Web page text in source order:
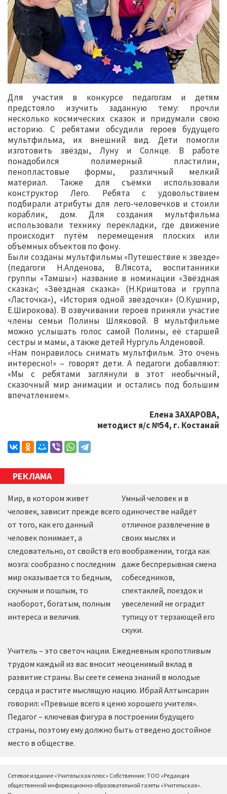
Для участия в конкурсе педагогам и детям
предстояло изучить заданную тему: прочли
несколько космических сказок и придумали свою
историю. С ребятами обсудили героев будущего
мультфильма, их внешний вид. Дети помогли
изготовить звёзды, Луну и Солнце. В работе
понадобился полимерный пластилин,
пенопластовые формы, различный мелкий
материал. Также для съёмки использовали
конструктор Лего. Ребята с удовольствием
подбирали атрибуты для лего-человечков и стоили
кораблик, дом. Для создания мультфильма
использовали технику перекладки, где движение
происходит путём перемещения плоских или
объёмных объектов по фону.
Были созданы мультфильмы «Путешествие к звезде»
(педагоги Н.Алденова, В.Лясота, воспитанники
группы «Тамшы») название в номинации «Звёздная
сказка»; «Звёздная сказка» (Н.Криштова и группа
«Ласточка»), «История одной звёздочки» (О.Кушнир,
Е.Широкова). В озвучивании героев приняли участие
члены семьи Полины Шляковой. В мультфильме
можно услышать голос самой Полины, её старшей
сестры и мамы, а также детей Нургуль Алденовой.
«Нам понравилось снимать мультфильм. Это очень
интересно!» – говорят дети. А педагоги добавляют:
«Мы с ребятами заглянули в этот необычный,
сказочный мир анимации и остались под большим
впечатлением».
Елена ЗАХАРОВА,
методист я/с №54, г. Костанай
РЕКЛАМА
Мир, в котором живет
человек, зависит прежде всего
от того, как его данный
человек понимает, а
следовательно, от свойств его
мозга: сообразно с последним
мир оказывается то бедным,
скучным и пошлым, то
наоборот, богатым, полным
интереса и величия.
Умный человек и в
одиночестве найдёт
отличное развлечение в
своих мыслях и
воображении, тогда как
даже беспрерывная смена
собеседников,
спектаклей, поездок и
увеселений не оградит
тупицу от терзающей его
скуки.
Учитель – это светоч нации. Ежедневным кропотливым
трудом каждый из вас вносит неоценимый вклад в
развитие страны. Вы сеете семена знаний в молодые
сердца и растите мыслящую нацию. Ибрай Алтынсарин
говорил: «Превыше всего я ценю хорошего учителя».
Педагог – ключевая фигура в построении будущего
страны, поэтому ему должно быть отведено достойное
место в обществе.
Сетевое издание «Учительская плюс» Собственник: ТОО «Редакция
общественной информационно-образовательной газеты «Учительская».